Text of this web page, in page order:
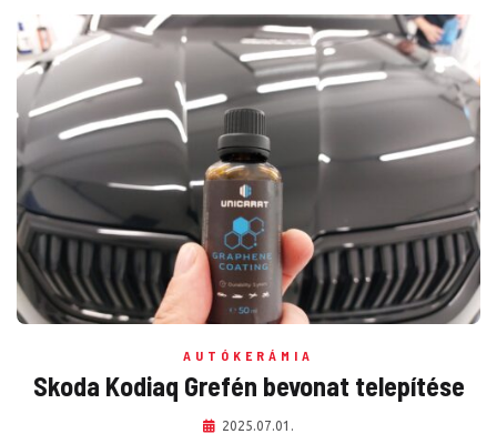
AUTÓKERÁMIA
Skoda Kodiaq Grefén bevonat telepítése
2025.07.01.